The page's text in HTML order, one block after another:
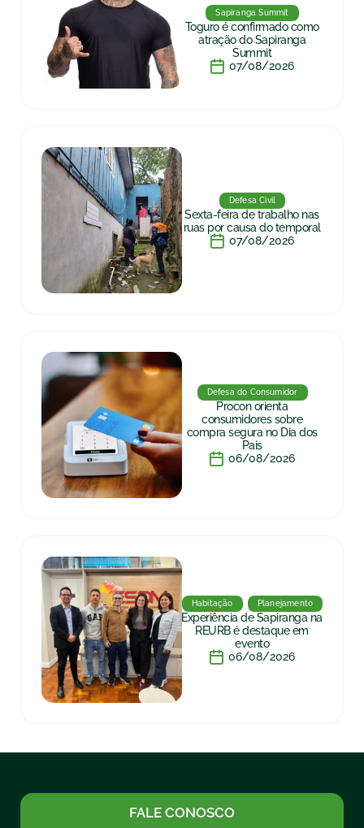
Sapiranga Summit
Toguro é confirmado como
atração do Sapiranga
Summit
07/08/2026
Defesa Civil
Sexta-feira de trabalho nas
ruas por causa do temporal
07/08/2026
Defesa do Consumidor
Procon orienta
consumidores sobre
compra segura no Dia dos
Pais
06/08/2026
Habitação Planejamento
Experiência de Sapiranga na
REURB é destaque em
evento
06/08/2026
FALE CONOSCO